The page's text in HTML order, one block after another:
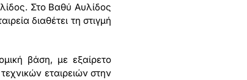
Στο Βαθύ Αυλίδος
διαθέτει τη στιγμή
βάση, με εξαίρετο
εταιρειών στην